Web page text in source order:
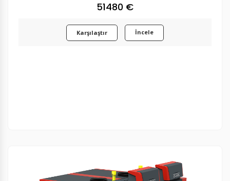
51480 €
Karşılaştır İncele